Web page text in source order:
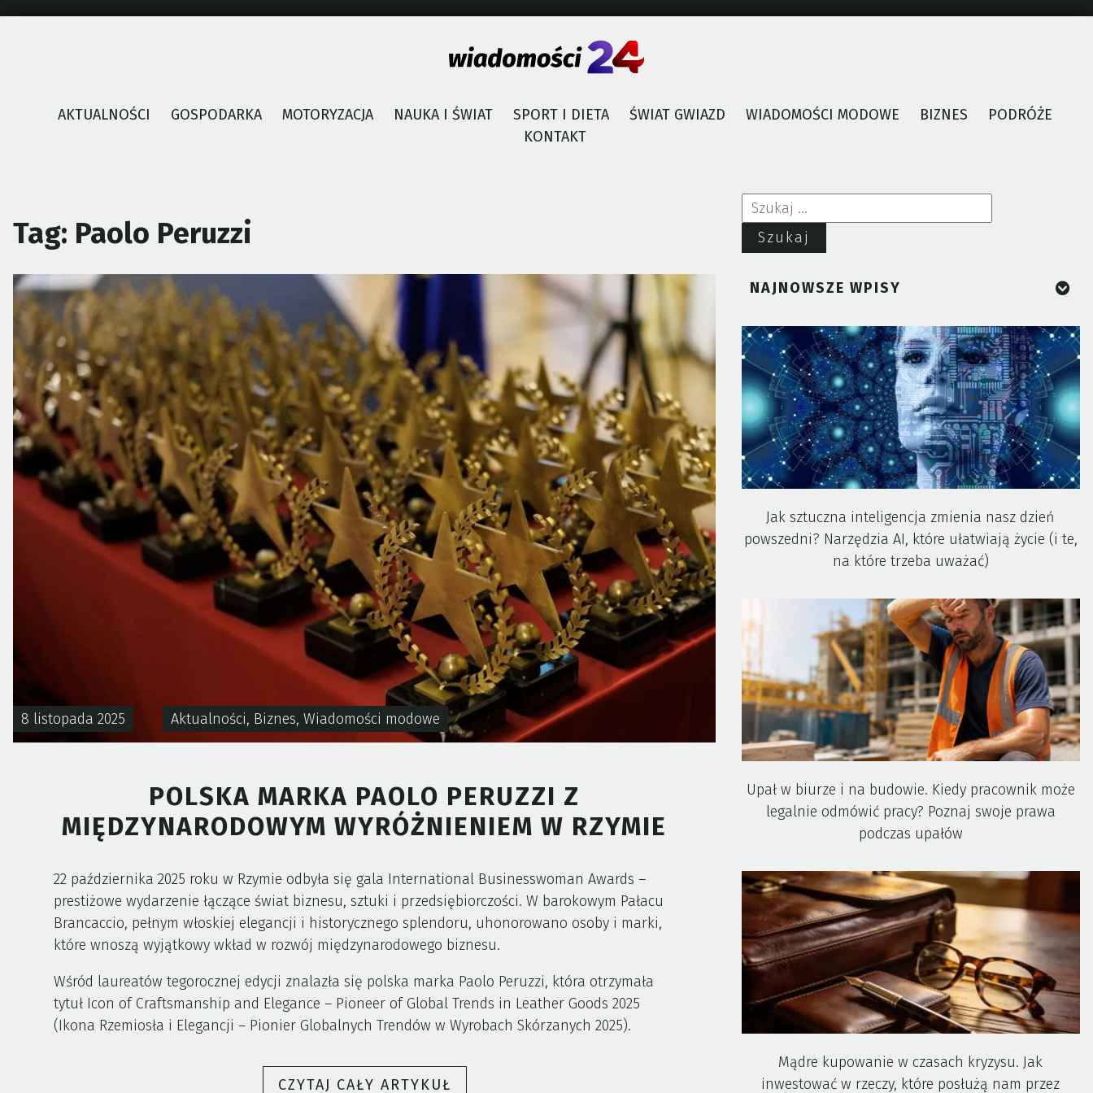
AKTUALNOŚCI GOSPODARKA MOTORYZACJA NAUKA I ŚWIAT SPORT I DIETA ŚWIAT GWIAZD WIADOMOŚCI MODOWE BIZNES
PODRÓŻE
KONTAKT
Tag: Paolo Peruzzi
8 listopada 2025 Aktualności, Biznes, Wiadomości modowe
POLSKA MARKA PAOLO PERUZZI Z
MIĘDZYNARODOWYM WYRÓŻNIENIEM W RZYMIE
22 października 2025 roku w Rzymie odbyła się gala International Businesswoman Awards –
prestiżowe wydarzenie łączące świat biznesu, sztuki i przedsiębiorczości. W barokowym Pałacu
Brancaccio, pełnym włoskiej elegancji i historycznego splendoru, uhonorowano osoby i marki,
które wnoszą wyjątkowy wkład w rozwój międzynarodowego biznesu.
Wśród laureatów tegorocznej edycji znalazła się polska marka Paolo Peruzzi, która otrzymała
tytuł Icon of Craftsmanship and Elegance – Pioneer of Global Trends in Leather Goods 2025
(Ikona Rzemiosła i Elegancji – Pionier Globalnych Trendów w Wyrobach Skórzanych 2025).
CZYTAJ CAŁY ARTYKUŁ
Szukaj:
NAJNOWSZE WPISY
Jak sztuczna inteligencja zmienia nasz dzień
powszedni? Narzędzia AI, które ułatwiają życie (i te,
na które trzeba uważać)
Upał w biurze i na budowie. Kiedy pracownik może
legalnie odmówić pracy? Poznaj swoje prawa
podczas upałów
Mądre kupowanie w czasach kryzysu. Jak
inwestować w rzeczy, które posłużą nam przez